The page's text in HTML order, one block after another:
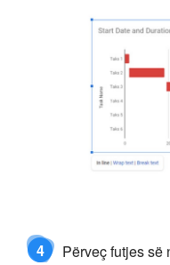
4
Përveç futjes së